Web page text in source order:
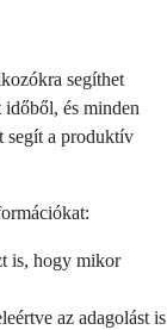
segíthet
időből, és minden
segít a produktív
is, hogy mikor
az adagolást is